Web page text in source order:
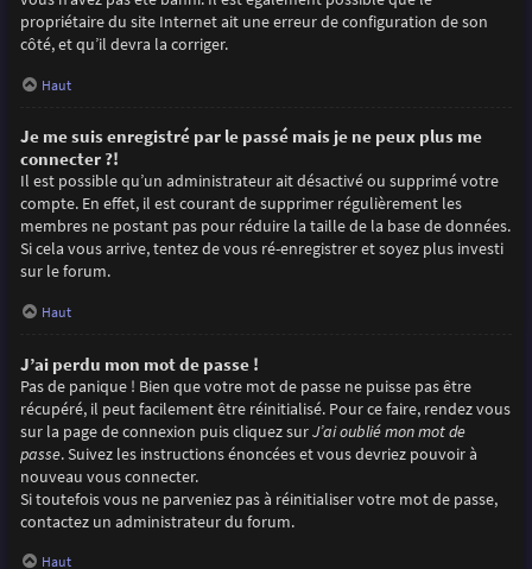
propriétaire du site Internet ait une erreur de configuration de son
côté, et qu’il devra la corriger.
Haut
Je me suis enregistré par le passé mais je ne peux plus me
connecter ?!
Il est possible qu’un administrateur ait désactivé ou supprimé votre
compte. En effet, il est courant de supprimer régulièrement les
membres ne postant pas pour réduire la taille de la base de données.
Si cela vous arrive, tentez de vous ré-enregistrer et soyez plus investi
sur le forum.
Haut
J’ai perdu mon mot de passe !
Pas de panique ! Bien que votre mot de passe ne puisse pas être
récupéré, il peut facilement être réinitialisé. Pour ce faire, rendez vous
sur la page de connexion puis cliquez surJ’ai oublié mon mot de
passe. Suivez les instructions énoncées et vous devriez pouvoir à
nouveau vous connecter.
Si toutefois vous ne parveniez pas à réinitialiser votre mot de passe,
contactez un administrateur du forum.
Haut